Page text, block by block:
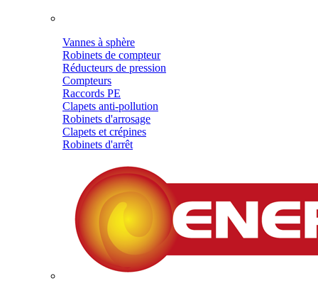
Vannes à sphère
Robinets de compteur
Réducteurs de pression
Compteurs
Raccords PE
Clapets anti-pollution
Robinets d'arrosage
Clapets et crépines
Robinets d'arrêt